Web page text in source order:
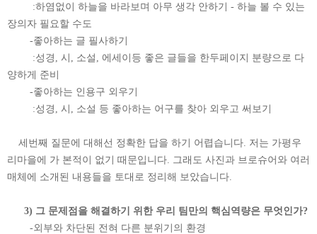
:하염없이 하늘을 바라보며 아무 생각 안하기 - 하늘 볼 수 있는
장의자 필요할 수도
-좋아하는 글 필사하기
:성경, 시, 소설, 에세이등 좋은 글들을 한두페이지 분량으로 다
양하게 준비
-좋아하는 인용구 외우기
:성경, 시, 소설 등 좋아하는 어구를 찾아 외우고 써보기
세번째 질문에 대해선 정확한 답을 하기 어렵습니다. 저는 가평우
리마을에 가 본적이 없기 때문입니다. 그래도 사진과 브로슈어와 여러
매체에 소개된 내용들을 토대로 정리해 보았습니다.
3) 그 문제점을 해결하기 위한 우리 팀만의 핵심역량은 무엇인가?
-외부와 차단된 전혀 다른 분위기의 환경